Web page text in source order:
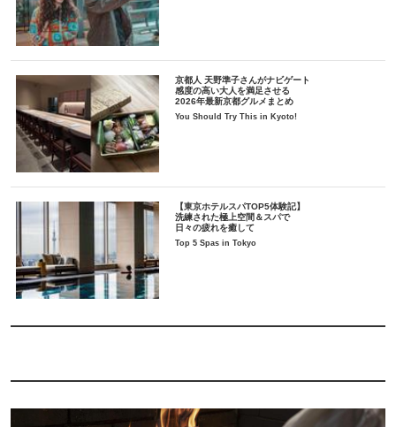
京都人 天野準子さんがナビゲート
感度の高い大人を満足させる
2026年最新京都グルメまとめ
You Should Try This in Kyoto!
【東京ホテルスパTOP5体験記】
洗練された極上空間＆スパで
日々の疲れを癒して
Top 5 Spas in Tokyo